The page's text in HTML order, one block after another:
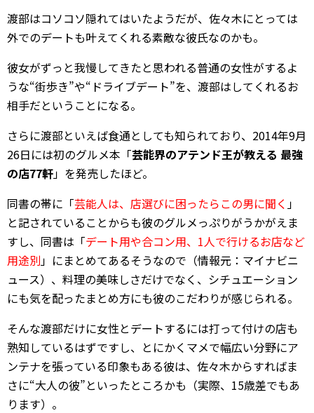
渡部はコソコソ隠れてはいたようだが、佐々木にとっては
外でのデートも叶えてくれる素敵な彼氏なのかも。
彼女がずっと我慢してきたと思われる普通の女性がするよ
うな“街歩き”や“ドライブデート”を、渡部はしてくれるお
相手だということになる。
さらに渡部といえば食通としても知られており、2014年9月
26日には初のグルメ本「芸能界のアテンド王が教える 最強
の店77軒」を発売したほど。
同書の帯に「芸能人は、店選びに困ったらこの男に聞く 」
と記されていることからも彼のグルメっぷりがうかがえま
すし、同書は「デート用や合コン用、1人で行けるお店など
用途別 」にまとめてあるそうなので（情報元：マイナビニ
ュース）、料理の美味しさだけでなく、シチュエーション
にも気を配ったまとめ方にも彼のこだわりが感じられる。
そんな渡部だけに女性とデートするには打って付けの店も
熟知しているはずですし、とにかくマメで幅広い分野にア
ンテナを張っている印象もある彼は、佐々木からすればま
さに“大人の彼”といったところかも（実際、15歳差でもあ
ります）。